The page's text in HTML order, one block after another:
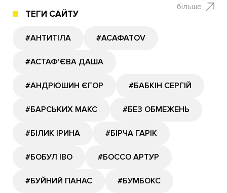
більше
ТЕГИ САЙТУ
#АНТИТІЛА #АСАФАТОV
#АСТАФ'ЄВА ДАША
#АНДРЮШИН ЄГОР #БАБКІН СЕРГІЙ
#БАРСЬКИХ МАКС #БЕЗ ОБМЕЖЕНЬ
#БІЛИК ІРИНА #БІРЧА ГАРІК
#БОБУЛ ІВО #БОССО АРТУР
#БУЙНИЙ ПАНАС #БУМБОКС